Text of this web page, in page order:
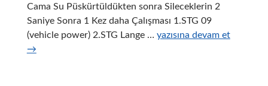
Cama Su Püskürtüldükten sonra Sileceklerin 2
Saniye Sonra 1 Kez daha Çalışması 1.STG 09
(vehicle power) 2.STG Lange … Skoda
yazısına devam et
→